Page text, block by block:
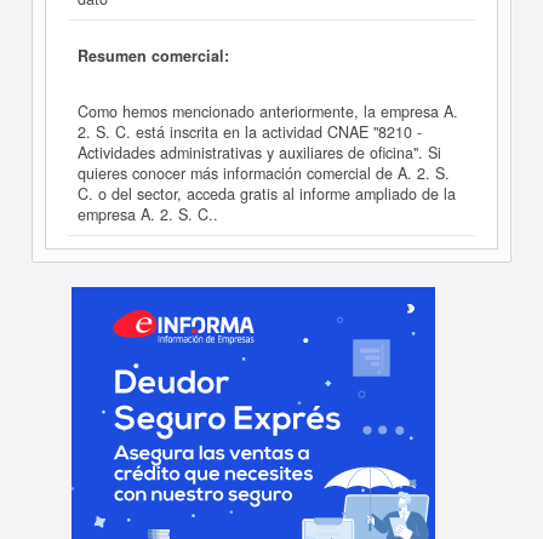
Resumen comercial:
Como hemos mencionado anteriormente, la empresa A.
2. S. C. está inscrita en la actividad CNAE "8210 -
Actividades administrativas y auxiliares de oficina". Si
quieres conocer más información comercial de A. 2. S.
C. o del sector, acceda gratis al informe ampliado de la
empresa A. 2. S. C..